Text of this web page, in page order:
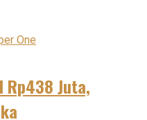
Rp438 Juta,